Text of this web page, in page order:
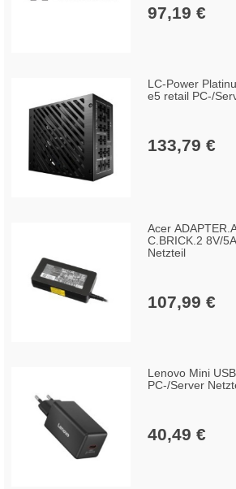
97,19 €
LC-Power
e5 retail PC-/
133,79 €
Acer
C.BRICK.2 8V/
Netzteil
107,99 €
Lenovo Mini
PC-/Server
40,49 €